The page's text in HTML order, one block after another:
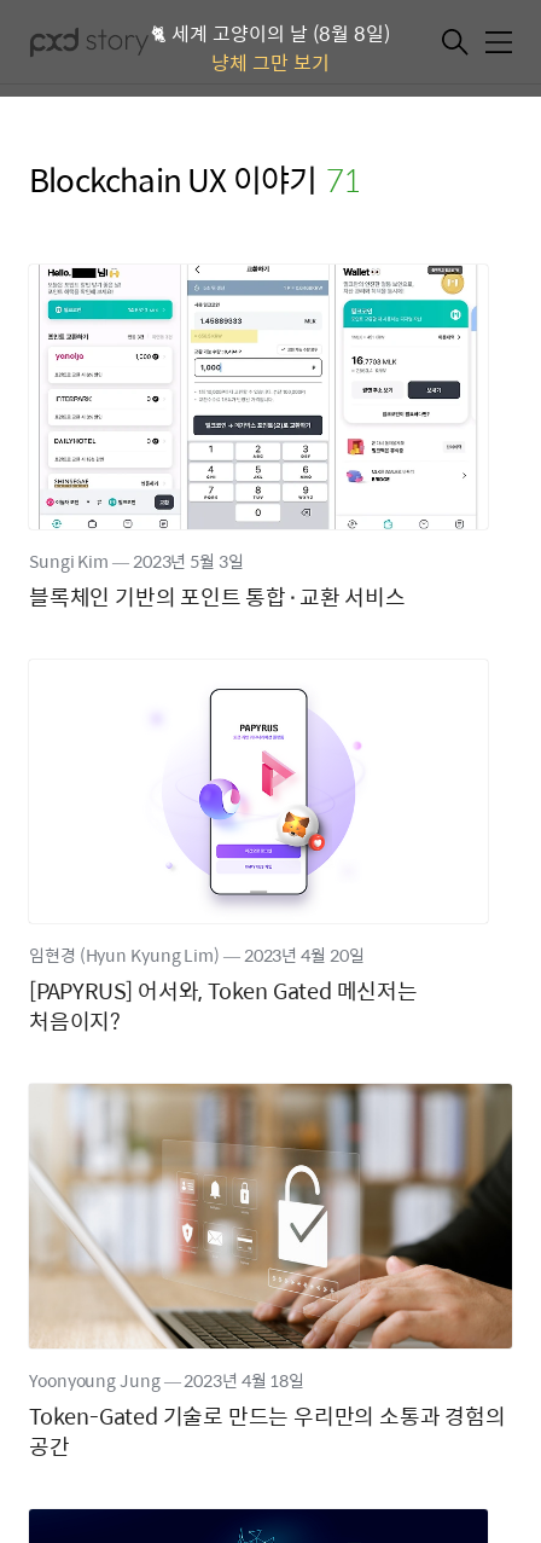
🐈 세계 고양이의 날 (8월 8일)
냥체 그만 보기
메뉴
Blockchain UX 이야기 (71)
블록체인 기반의 포인트 통합⬝교환 서비스
Sungi Kim―2023년 5월 3일
[PAPYRUS] 어서와, Token Gated 메신저는
처음이지?
임현경 (Hyun Kyung Lim)―2023년4월 20일
Token-Gated 기술로 만드는 우리만의 소통과 경험의
공간
Yoonyoung Jung―2023년 4월 18일